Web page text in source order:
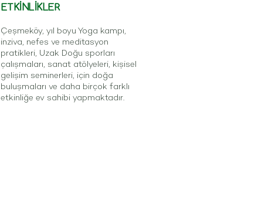
ETKİNLİKLER
Çeşmeköy, yıl boyu Yoga kampı,
inziva, nefes ve meditasyon
pratikleri, Uzak Doğu sporları
çalışmaları, sanat atölyeleri, kişisel
gelişim seminerleri, için doğa
buluşmaları ve daha birçok farklı
etkinliğe ev sahibi yapmaktadır.